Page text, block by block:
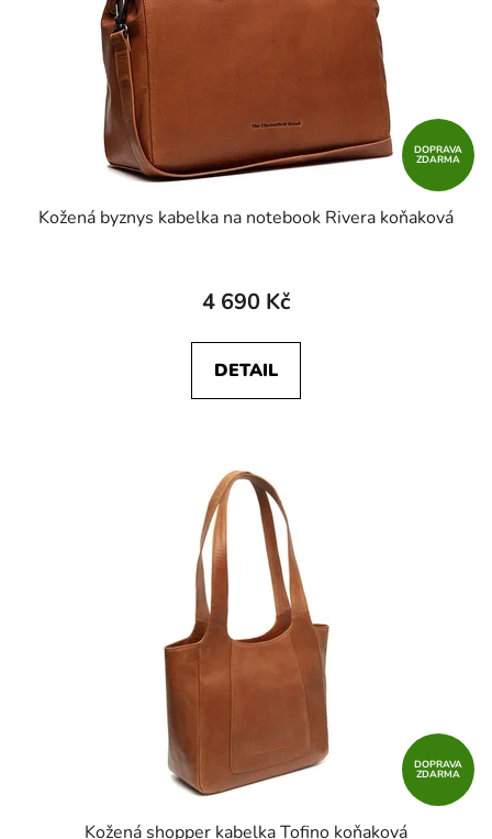
DOPRAVA
ZDARMA
Kožená byznys kabelka na notebook Rivera koňaková
4 690 Kč
DETAIL
DOPRAVA
ZDARMA
Kožená shopper kabelka Tofino koňaková